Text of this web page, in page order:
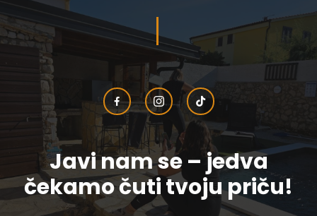
Javi nam se – jedva
čekamo čuti tvoju priču!